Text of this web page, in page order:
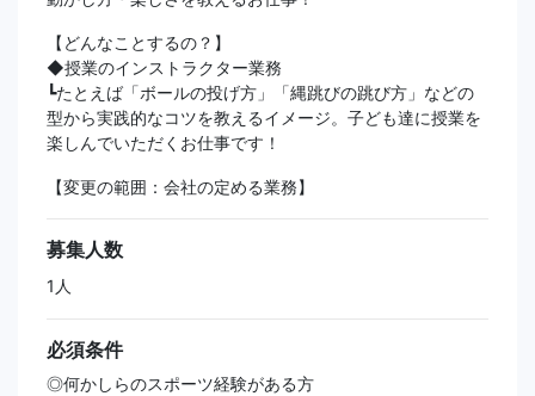
【どんなことするの？】
◆授業のインストラクター業務
┗たとえば「ボールの投げ方」「縄跳びの跳び方」などの
型から実践的なコツを教えるイメージ。子ども達に授業を
楽しんでいただくお仕事です！
【変更の範囲：会社の定める業務】
募集人数
1人
必須条件
◎何かしらのスポーツ経験がある方